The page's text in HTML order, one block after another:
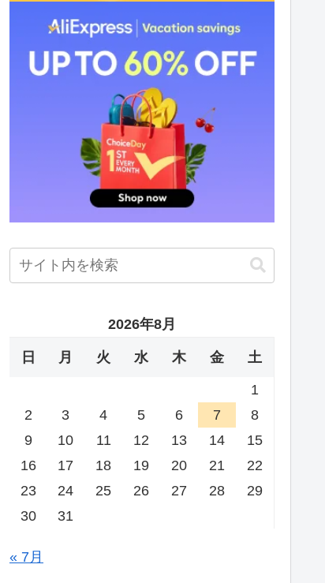
2026年8月
日 月 火 水 木 金 土
1
2
3 4 5 6 7
8
9
10 11 12 13 14
15
16
17 18 19 20 21
22
23
24 25 26 27 28
29
30
31
« 7月